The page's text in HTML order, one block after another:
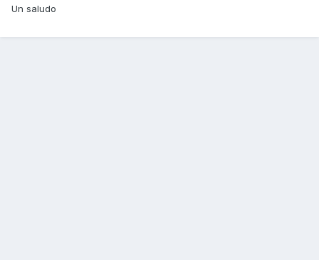
Un saludo